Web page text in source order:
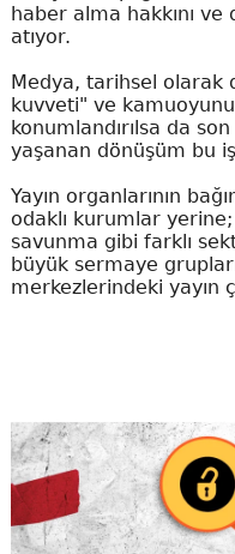
haber alma hakkını
atıyor.
Medya, tarihsel olarak
kuvveti" ve
konumlandırılsa da
yaşanan dönüşüm bu
Yayın organlarının
odaklı kurumlar
savunma gibi farklı
büyük sermaye
merkezlerindeki yayın